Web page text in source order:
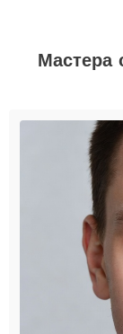
Мастера